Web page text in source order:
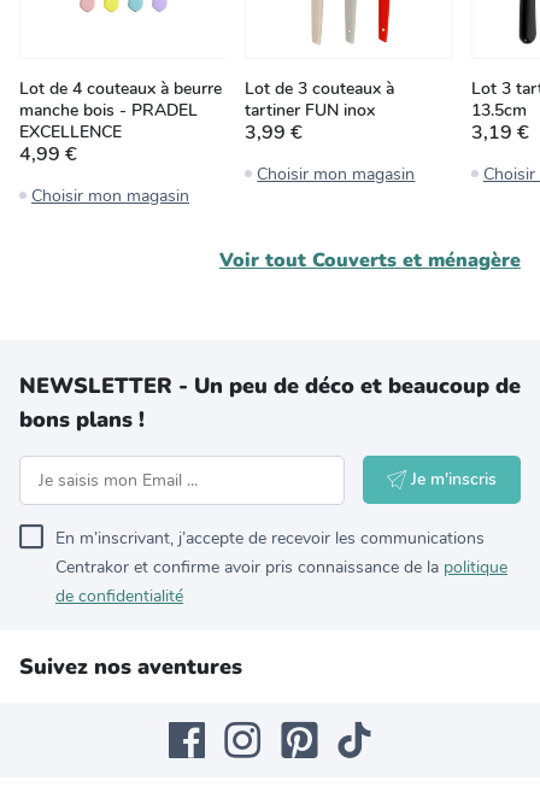
Lot de 4 couteaux à beurre
manche bois - PRADEL
EXCELLENCE
4,99 €
Choisir mon magasin
Lot de 3 couteaux à
tartiner FUN inox
3,99 €
Choisir mon magasin
Lot 3
13.5cm
3,19 €
Voir tout Couverts et ménagère
NEWSLETTER - Un peu de déco et beaucoup de
bons plans !
Je m'inscris
En m’inscrivant, j’accepte de recevoir les communications
Centrakor et confirme avoir pris connaissance de la politique
de confidentialité
Suivez nos aventures